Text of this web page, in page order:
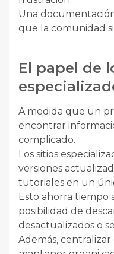
Una
que la comunidad
El papel de
A medida que un
encontrar
complicado.
Los sitios
versiones
tutoriales en un
Esto ahorra tiempo
posibilidad de
desactualizados o
Además,